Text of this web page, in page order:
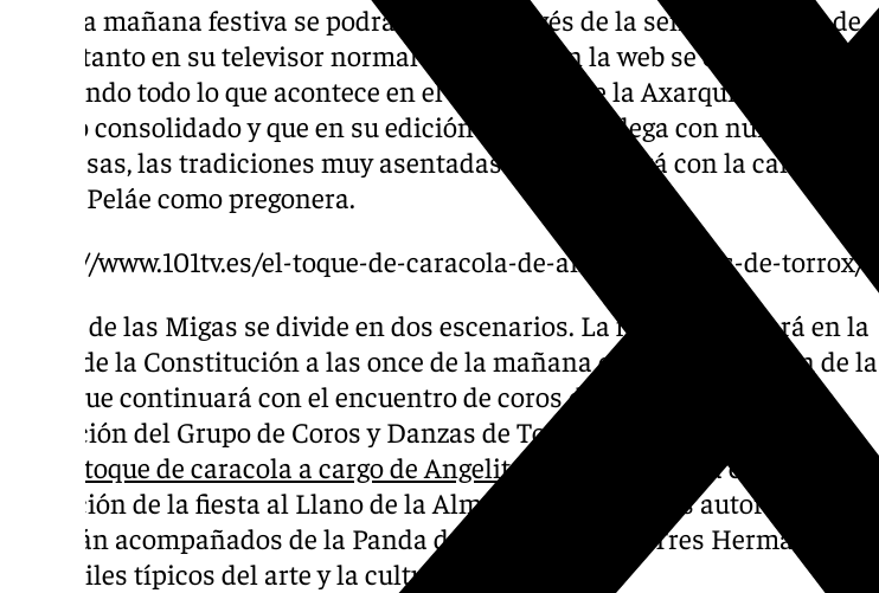
Toda la mañana festiva se podrá seguir a través de la señal televisiva de
101Tv tanto en su televisor normal como aquí en la web se estará
emitiendo todo lo que acontece en el municipio de la Axarquía. Un gran
evento consolidado y que en su edición número 43 llega con numerosas
sorpresas, las tradiciones muy asentadas y que contará con la cantante
María Peláe como pregonera.
https://www.101tv.es/el-toque-de-caracola-de-angelita-migas-de-torrox/
El Día de las Migas se divide en dos escenarios. La fiesta arrancará en la
Plaza de la Constitución a las once de la mañana con la celebración de la
Gala que continuará con el encuentro de coros del municipio y la
actuación del Grupo de Coros y Danzas de Torrox. Posteriormente, el
toque de caracola a cargo de Angelita Villena
marcará el cambio de
ubicación de la fiesta al Llano de la Almazara, a donde las autoridades
partirán acompañados de la Panda de Verdiales ‘Coto Tres Hermanas’ y
sus bailes típicos del arte y la cultura malagueña.